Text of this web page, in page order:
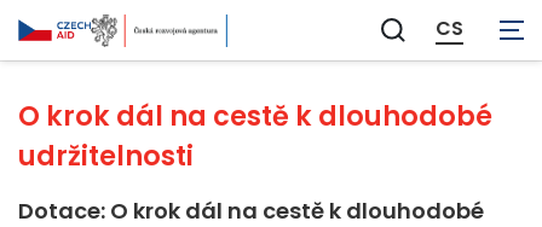
Zobrazit
vyhledávání
CS
Neaplikovatelné
O krok dál na cestě k dlouhodobé
udržitelnosti
Dotace: O krok dál na cestě k dlouhodobé